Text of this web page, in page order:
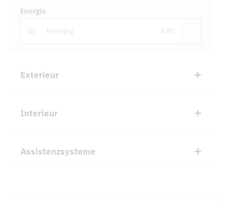
Energie
ab kWh
Exterieur
Interieur
Assistenzsysteme